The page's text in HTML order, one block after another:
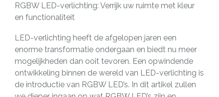
RGBW LED-verlichting: Verrijk uw ruimte met kleur
en functionaliteit
LED-verlichting heeft de afgelopen jaren een
enorme transformatie ondergaan en biedt nu meer
mogelijkheden dan ooit tevoren. Een opwindende
ontwikkeling binnen de wereld van LED-verlichting is
de introductie van RGBW LED’s. In dit artikel zullen